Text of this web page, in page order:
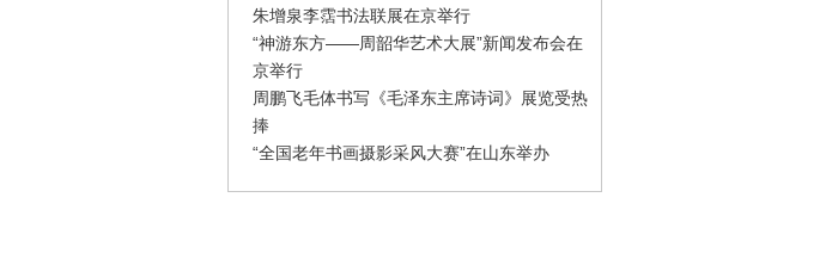
朱增泉李霑书法联展在京举行
“神游东方——周韶华艺术大展”新闻发布会在
京举行
周鹏飞毛体书写《毛泽东主席诗词》展览受热
捧
“全国老年书画摄影采风大赛”在山东举办